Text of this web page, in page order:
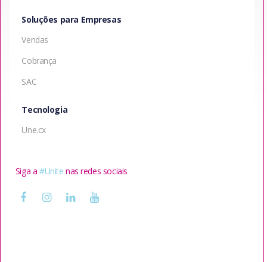
Soluções para Empresas
Vendas
Cobrança
SAC
Tecnologia
Une.cx
Siga a #Unite nas redes sociais